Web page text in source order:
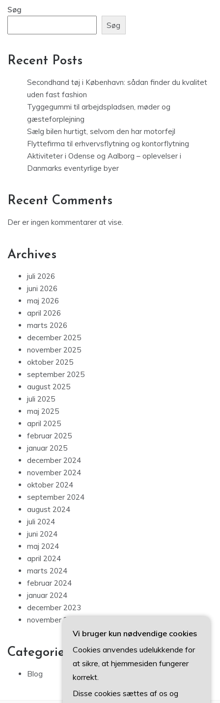
Søg
Søg
Recent Posts
Secondhand tøj i København: sådan finder du kvalitet
uden fast fashion
Tyggegummi til arbejdspladsen, møder og
gæsteforplejning
Sælg bilen hurtigt, selvom den har motorfejl
Flyttefirma til erhvervsflytning og kontorflytning
Aktiviteter i Odense og Aalborg – oplevelser i
Danmarks eventyrlige byer
Recent Comments
Der er ingen kommentarer at vise.
Archives
juli 2026
juni 2026
maj 2026
april 2026
marts 2026
december 2025
november 2025
oktober 2025
september 2025
august 2025
juli 2025
maj 2025
april 2025
februar 2025
januar 2025
december 2024
november 2024
oktober 2024
september 2024
august 2024
juli 2024
juni 2024
maj 2024
april 2024
marts 2024
februar 2024
januar 2024
december 2023
november 2023
Categories
Blog
Vi bruger kun nødvendige cookies
Cookies anvendes udelukkende for
at sikre, at hjemmesiden fungerer
korrekt.
Disse cookies sættes af os og